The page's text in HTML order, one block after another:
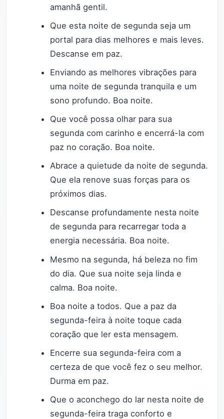
amanhã gentil.
Que esta noite de segunda seja um
portal para dias melhores e mais leves.
Descanse em paz.
Enviando as melhores vibrações para
uma noite de segunda tranquila e um
sono profundo. Boa noite.
Que você possa olhar para sua
segunda com carinho e encerrá-la com
paz no coração. Boa noite.
Abrace a quietude da noite de segunda.
Que ela renove suas forças para os
próximos dias.
Descanse profundamente nesta noite
de segunda para recarregar toda a
energia necessária. Boa noite.
Mesmo na segunda, há beleza no fim
do dia. Que sua noite seja linda e
calma. Boa noite.
Boa noite a todos. Que a paz da
segunda-feira à noite toque cada
coração que ler esta mensagem.
Encerre sua segunda-feira com a
certeza de que você fez o seu melhor.
Durma em paz.
Que o aconchego do lar nesta noite de
segunda-feira traga conforto e